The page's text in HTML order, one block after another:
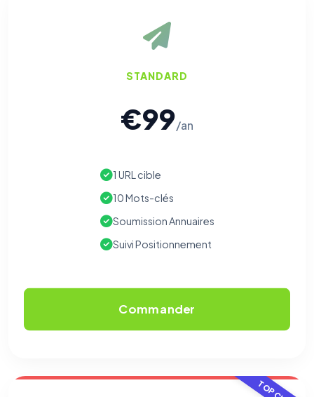
STANDARD
€99/an
1 URL cible
10 Mots-clés
Soumission Annuaires
Suivi Positionnement
Commander